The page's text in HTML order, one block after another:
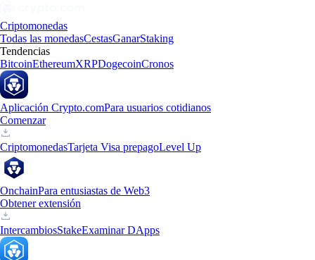
Criptomonedas
Todas las monedasCestasGanarStaking
Tendencias
BitcoinEthereumXRPDogecoinCronos
Aplicación Crypto.comPara usuarios cotidianos
Comenzar
CriptomonedasTarjeta Visa prepagoLevel Up
OnchainPara entusiastas de Web3
Obtener extensión
IntercambiosStakeExaminar DApps